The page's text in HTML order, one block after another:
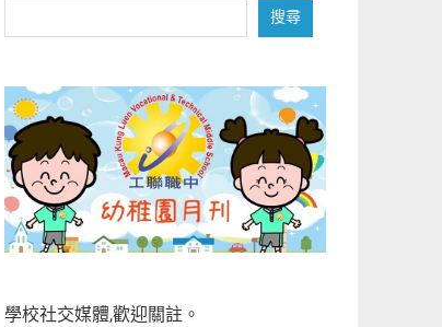
尋
搜尋
學校社交媒體,歡迎關註。